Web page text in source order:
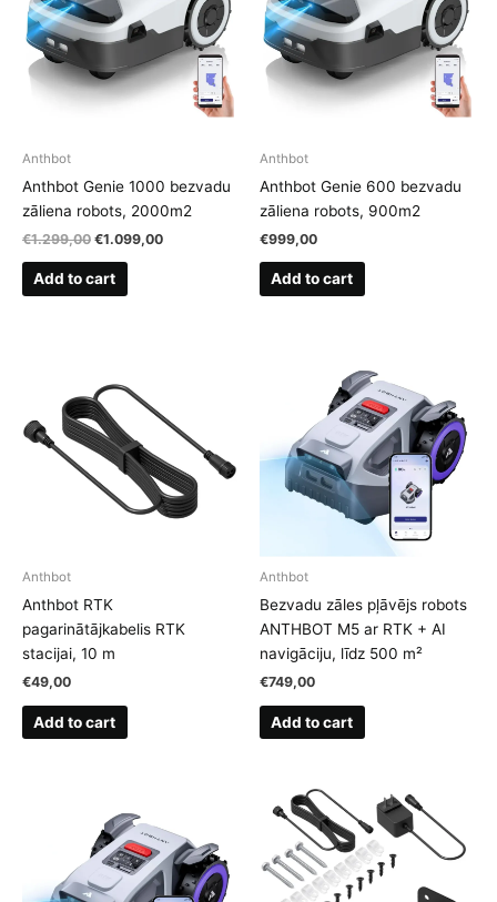
Anthbot
Anthbot Genie 1000 bezvadu
zāliena robots, 2000m2
€1.299,00 Original
was:
€1.299,00.
€1.099,00Current
Add to cart
Anthbot
Anthbot Genie 600 bezvadu
zāliena robots, 900m2
€999,00
Add to cart
Anthbot
Anthbot RTK
pagarinātājkabelis RTK
stacijai, 10 m
€49,00
Add to cart
Anthbot
Bezvadu zāles pļāvējs robots
ANTHBOT M5 ar RTK + AI
navigāciju, līdz 500 m²
€749,00
Add to cart